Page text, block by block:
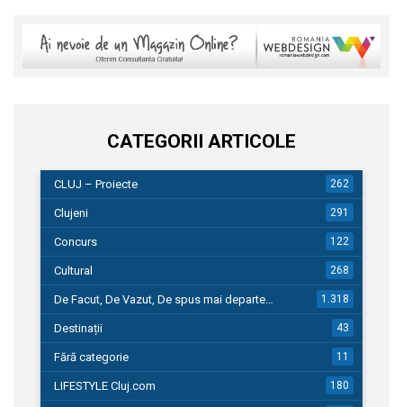
CATEGORII ARTICOLE
CLUJ – Proiecte 262
Clujeni 291
Concurs 122
Cultural 268
De Facut, De Vazut, De spus mai departe… 1.318
Destinații 43
Fără categorie 11
LIFESTYLE Cluj.com 180